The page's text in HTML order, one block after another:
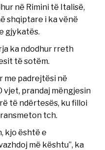
në Rimini të Italisë,
shqiptare i ka vënë
gjykatës.
ka ndodhur rreth
të sotëm.
me padrejtësi në
vjet, prandaj mëngjesin
të ndërtesës, ku filloi
tch.
kjo është e
më kështu”, ka